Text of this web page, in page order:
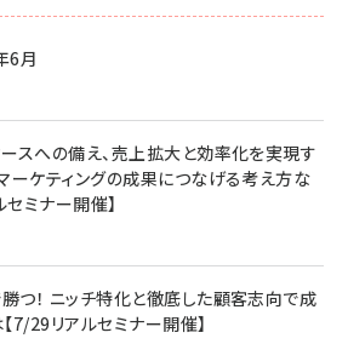
6月
スへの備え、売上拡大と効率化を実現す
ーケティングの成果につなげる考え方な
ミナー開催】
つ！ ニッチ特化と徹底した顧客志向で成
7/29リアルセミナー開催】